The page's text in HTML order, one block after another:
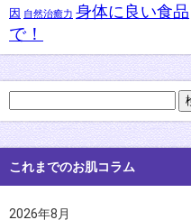
因 自然治癒力 身体に良い食品
で！
索:
これまでのお肌コラム
2026年8月